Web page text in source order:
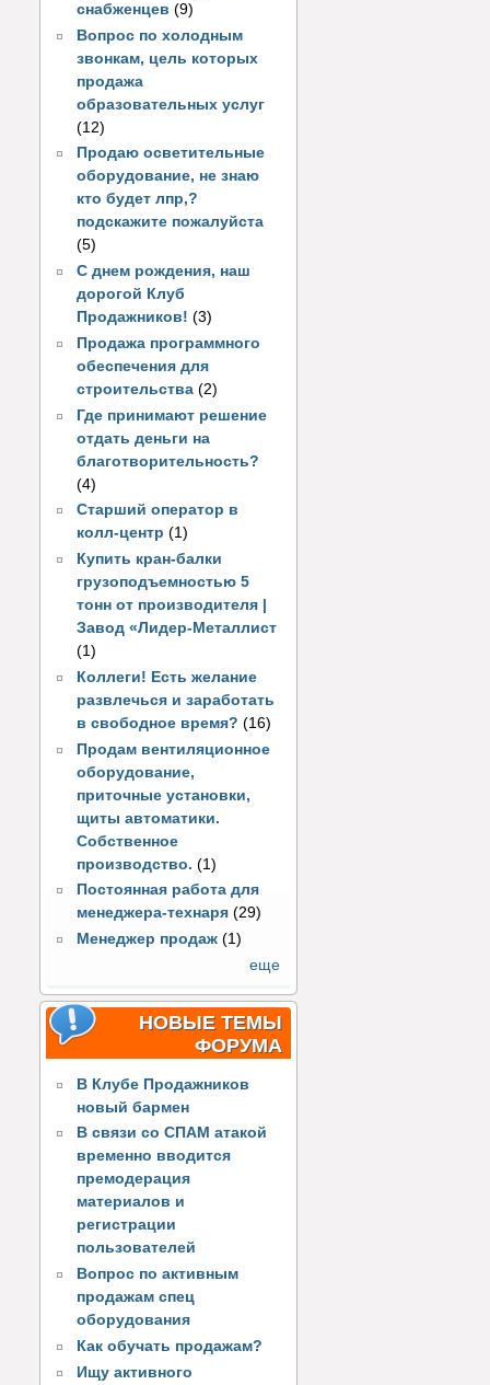
снабженцев (9)
Вопрос по холодным
звонкам, цель которых
продажа
образовательных услуг
(12)
Продаю осветительные
оборудование, не знаю
кто будет лпр,?
подскажите пожалуйста
(5)
С днем рождения, наш
дорогой Клуб
Продажников! (3)
Продажа программного
обеспечения для
строительства (2)
Где принимают решение
отдать деньги на
благотворительность?
(4)
Старший оператор в
колл-центр (1)
Купить кран-балки
грузоподъемностью 5
тонн от производителя |
Завод «Лидер-Металлист
(1)
Коллеги! Есть желание
развлечься и заработать
в свободное время? (16)
Продам вентиляционное
оборудование,
приточные установки,
щиты автоматики.
Собственное
производство. (1)
Постоянная работа для
менеджера-технаря (29)
Менеджер продаж (1)
еще
НОВЫЕ ТЕМЫ
ФОРУМА
В Клубе Продажников
новый бармен
В связи со СПАМ атакой
временно вводится
премодерация
материалов и
регистрации
пользователей
Вопрос по активным
продажам спец
оборудования
Как обучать продажам?
Ищу активного